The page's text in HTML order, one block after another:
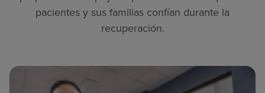
pacientes y sus familias confían durante la
recuperación.